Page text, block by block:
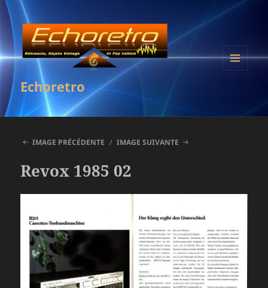
Echoretro
IMAGE PRÉCÉDENTE IMAGE SUIVANTE
Revox 1985 02